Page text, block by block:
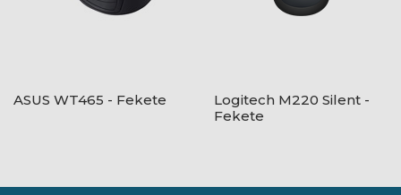
ASUS WT465 - Fekete
Logitech M220 Silent -
Fekete